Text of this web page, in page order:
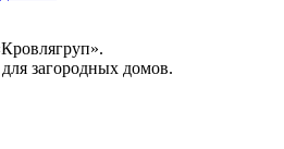
загородных домов.